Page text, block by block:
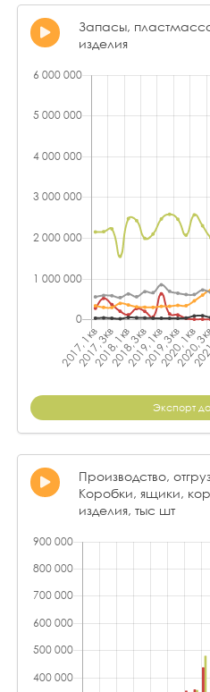
Запасы,
изделия
Экспорт
Производство,
Коробки, ящики,
изделия, тыс шт